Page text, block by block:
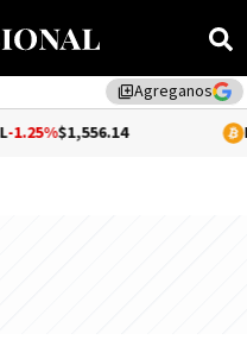
library_addAgreganos